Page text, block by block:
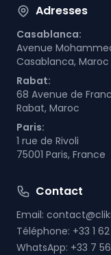
Adresses
Casablanca:
Avenue
Casablanca, Maroc
Rabat:
68 Avenue de
Rabat, Maroc
Paris:
1 rue de Rivoli
75001 Paris, France
Contact
Email:
Téléphone: +33 1
WhatsApp: +33 7